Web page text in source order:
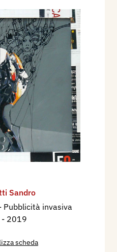
Sandro
Pubblicità invasiva
- 2019
scheda